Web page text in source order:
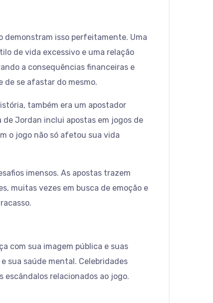
demonstram isso perfeitamente. Uma
de vida excessivo e uma relação
a consequências financeiras e
de se afastar do mesmo.
também era um apostador
Jordan inclui apostas em jogos de
o jogo não só afetou sua vida
imensos. As apostas trazem
muitas vezes em busca de emoção e
com sua imagem pública e suas
sua saúde mental. Celebridades
escândalos relacionados ao jogo.